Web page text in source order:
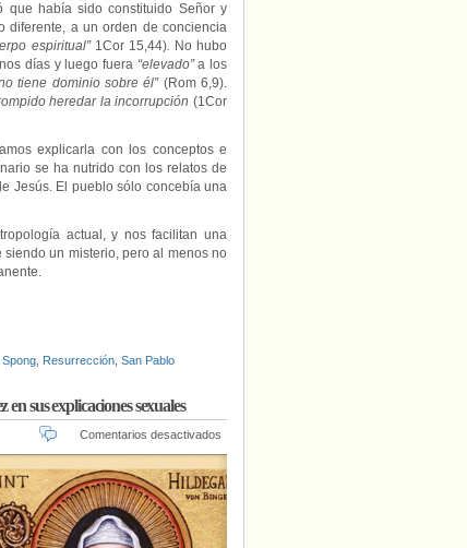
que había sido constituido Señor y
diferente, a un orden de conciencia
espiritual” 1Cor 15,44). No hubo
días y luego fuera “elevado”a los
tiene dominio sobre él” (Rom 6,9).
heredar la incorrupción (1Cor
explicarla con los conceptos e
se ha nutrido con los relatos de
Jesús. El pueblo sólo concebía una
actual, y nos facilitan una
un misterio, pero al menos no
Resurrección San Pablo
sus explicaciones sexuales
Comentarios desactivados